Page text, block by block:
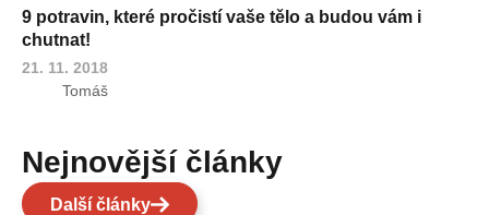
9 potravin, které pročistí vaše tělo a budou vám i
chutnat!
21. 11. 2018
Tomáš
Nejnovější články
Další články